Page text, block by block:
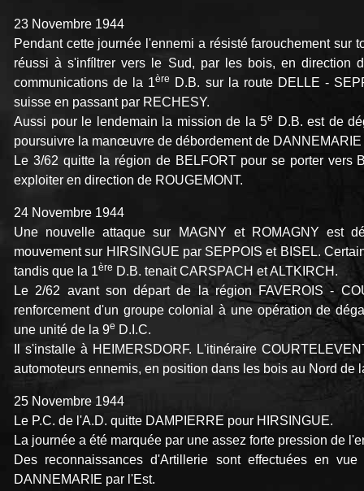
23 Novembre 1944
Pendant cette journée l'ennemi a résisté farouchement sur
réussi à s'infíltrer vers le Sud, par les bois, en direction
communications de la 1ère
D.B. sur la route DELLE -
suisse en passant par RECHESY.
Aussi pour le lendemain la mission de la 5e D.B. est de
poursuivre la manœuvre de débordement de DANNEMARIE
Le 3/62 quitte la région de BELFORT pour se porter vers
exploiter en direction de ROUGEMONT.
24 Novembre 1944
Une nouvelle attaque sur MAGNY et ROMAGNY est
mouvement sur HIRSINGUE par SEPPOIS et BISEL.
tandis que la 1ère D.B. tenait CARSPACH et ALTKIRCH.
Le 2/62 avant son départ de la région FAVEROIS -
renforcement d'un groupe colonial à une opération de
une unité de la 9e D.I.C.
Il s'installe à HEIMERSDORF. L'itinéraire
automoteurs ennemis, en position dans les bois au Nord de
25 Novembre 1944
Le P.C. de l'A.D. quitte DAMPIERRE pour HIRSINGUE.
La journée a été marquée par une assez forte pression de
Des reconnaissances d'Artillerie sont effectuées en
DANNEMARIE par l'Est.